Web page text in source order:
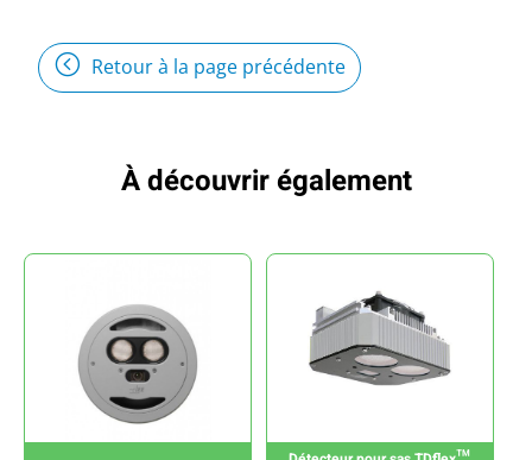
Retour à la page précédente
À découvrir également